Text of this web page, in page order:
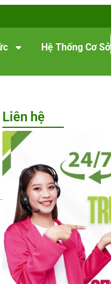
Hệ Thống Cơ Sở
Liên hệ